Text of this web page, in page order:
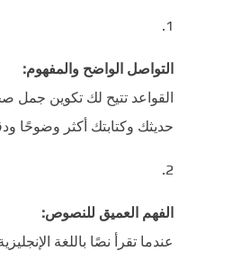
التواصل الواضح والمفهوم:
القواعد تتيح لك تكوين جمل
حديثك وكتابتك أكثر وضوحًا
الفهم العميق للنصوص:
عندما تقرأ نصًا باللغة